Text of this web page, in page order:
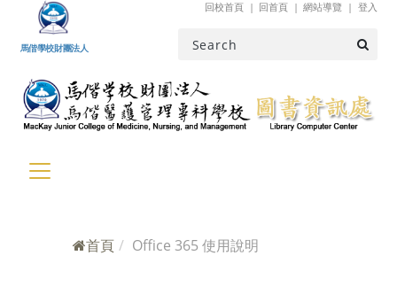
跳到主要內容
馬偕學校財團法人
回校首頁 回首頁 網站導覽 登入
首頁 Office 365 使用說明